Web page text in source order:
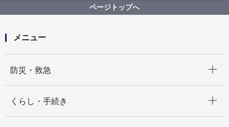
【入札結果掲載】金沢工場焼却灰資源化処理委託（そ
の２）
ページトップへ
メニュー
防災・救急
くらし・手続き